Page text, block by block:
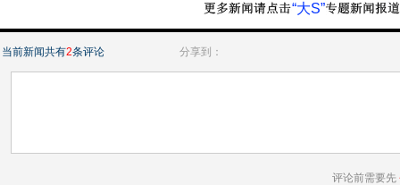
“大S”
当前新闻共有2条评论 分享到：
评论前需要先